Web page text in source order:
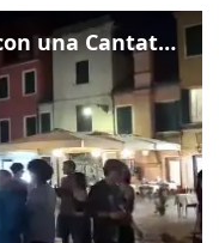
Venezia omaggia Guccini con una Cantata Anarchica in campo Santa Margherita